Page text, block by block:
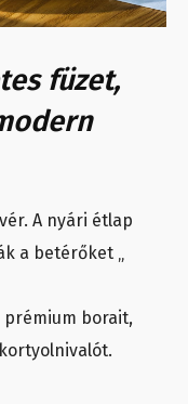
füzet,
A nyári étlap
a betérőket „
borait,